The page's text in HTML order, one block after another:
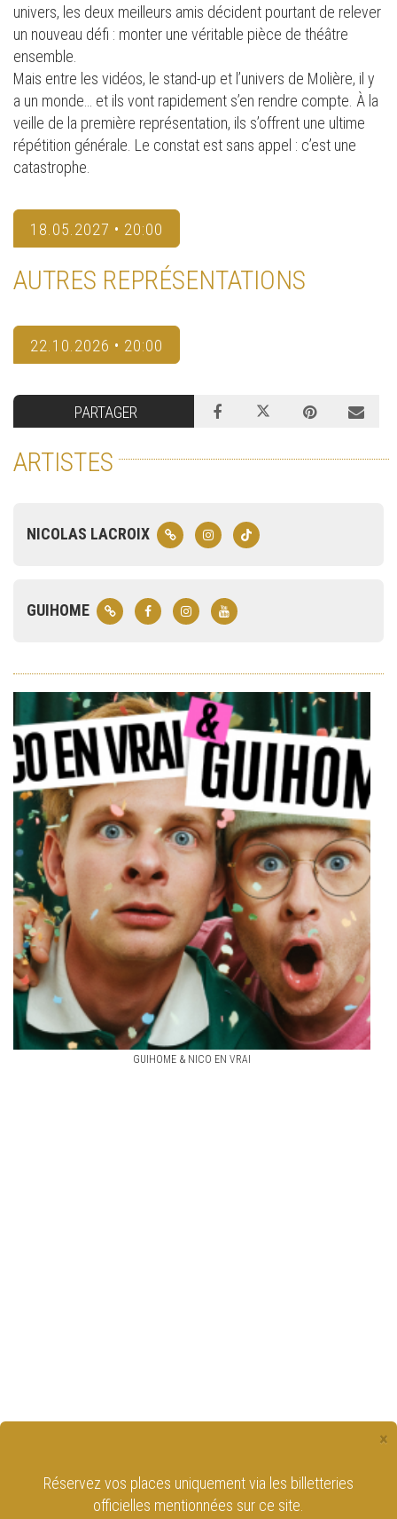
univers, les deux meilleurs amis décident pourtant de relever
un nouveau défi : monter une véritable pièce de théâtre
ensemble.
Mais entre les vidéos, le stand-up et l’univers de Molière, il y
a un monde… et ils vont rapidement s’en rendre compte. À la
veille de la première représentation, ils s’offrent une ultime
répétition générale. Le constat est sans appel : c’est une
catastrophe.
18.05.2027 • 20:00
AUTRES REPRÉSENTATIONS
22.10.2026 • 20:00
PARTAGER
ARTISTES
NICOLAS LACROIX
GUIHOME
GUIHOME & NICO EN VRAI
×
Réservez vos places uniquement via les billetteries
officielles mentionnées sur ce site.